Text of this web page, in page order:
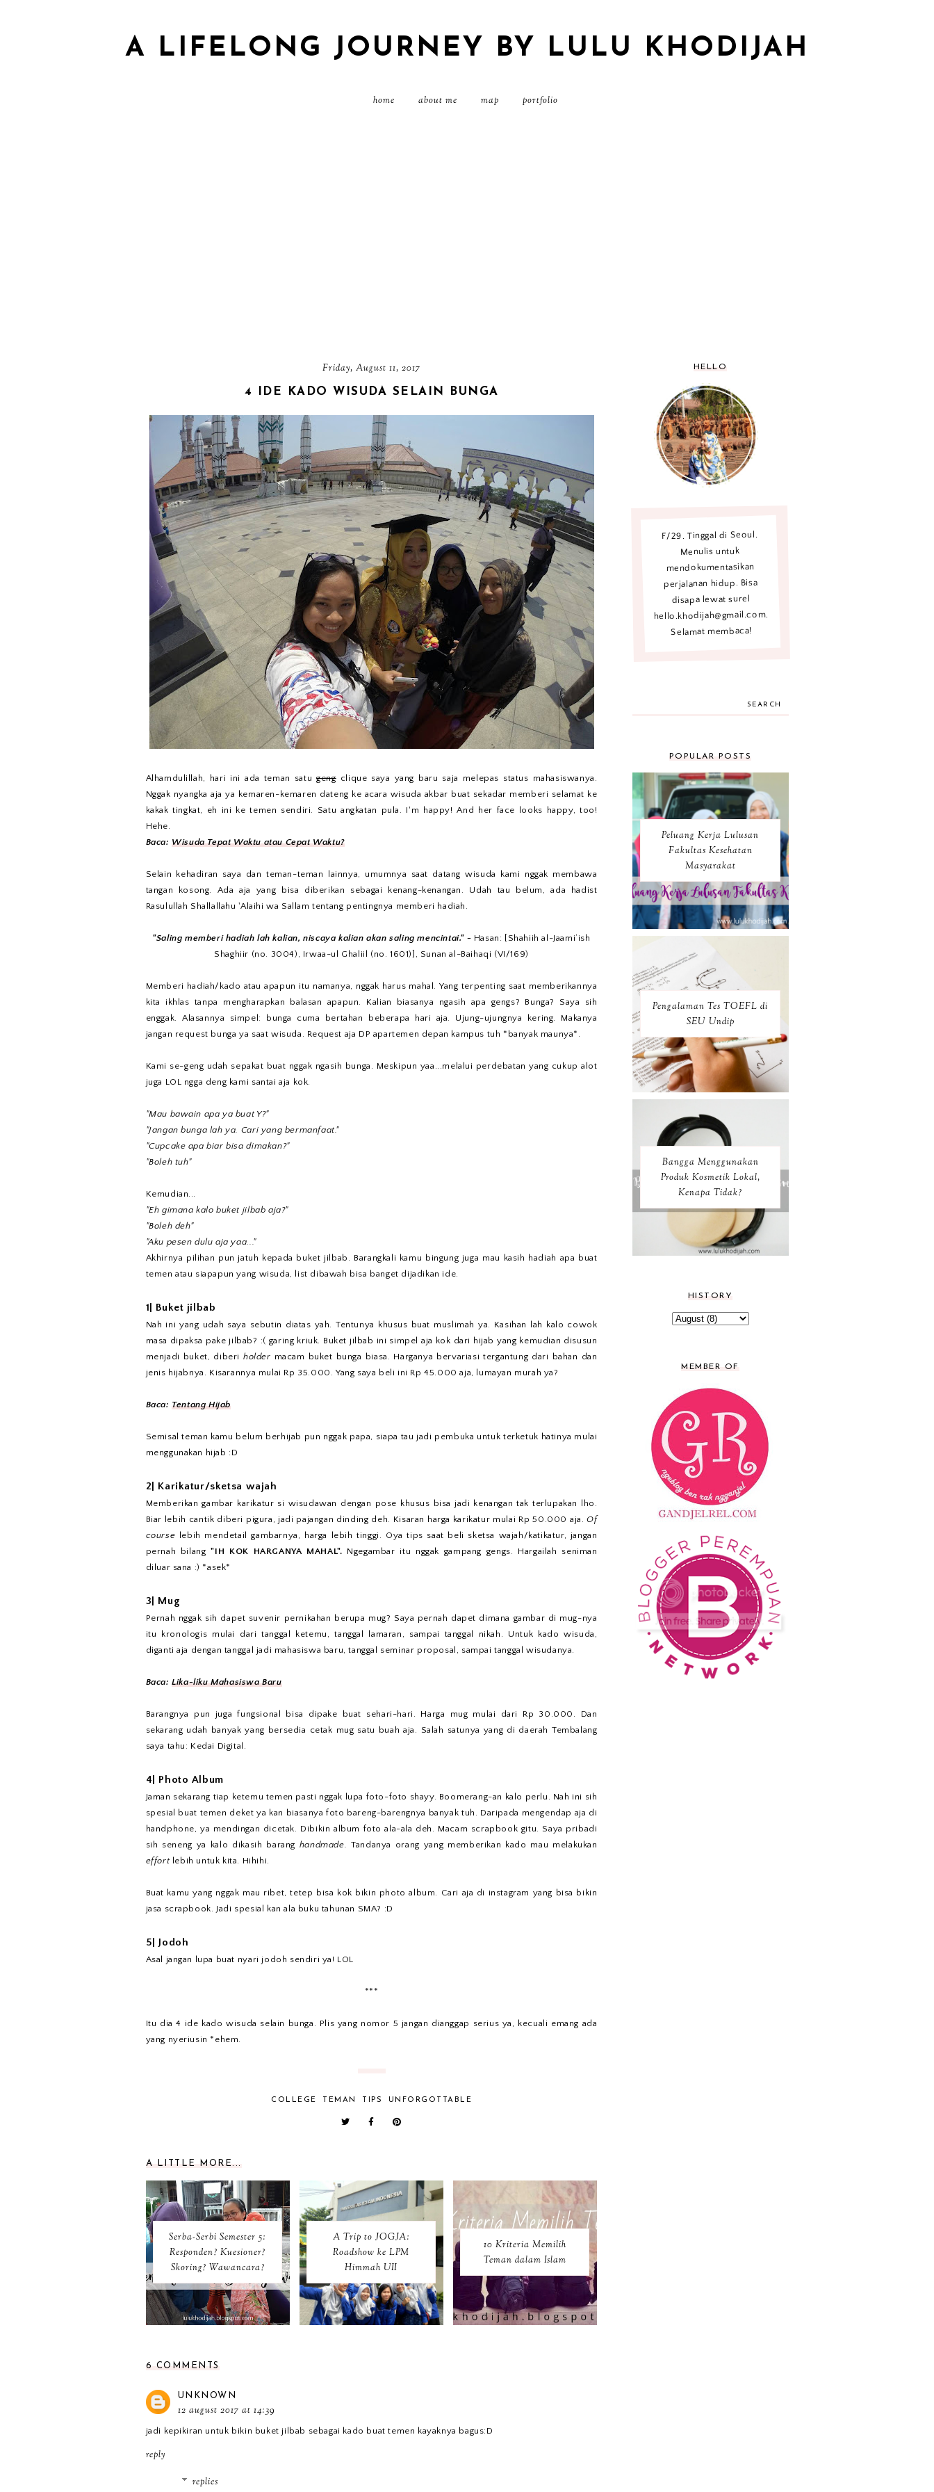
A LIFELONG JOURNEY BY LULU KHODIJAH
home about me map portfolio
Friday, August 11, 2017
4 IDE KADO WISUDA SELAIN BUNGA
Alhamdulillah, hari ini ada teman satugengclique saya yang baru saja melepas status mahasiswanya.
Nggak nyangka aja ya kemaren-kemaren dateng ke acara wisuda akbar buat sekadar memberi selamat ke
kakak tingkat, eh ini ke temen sendiri. Satu angkatan pula. I'm happy! And her face looks happy, too!
Hehe.
Baca:Wisuda Tepat Waktu atau Cepat Waktu?
Selain kehadiran saya dan teman-teman lainnya, umumnya saat datang wisuda kami nggak membawa
tangan kosong. Ada aja yang bisa diberikan sebagai kenang-kenangan. Udah tau belum, ada hadist
Rasulullah Shallallahu 'Alaihi wa Sallam tentang pentingnya memberi hadiah.
"Saling memberi hadiah lah kalian, niscaya kalian akan saling mencintai." - Hasan: [Shahiih al-Jaami’ish
Shaghiir (no. 3004), Irwaa-ul Ghaliil (no. 1601)], Sunan al-Baihaqi (VI/169)
Memberi hadiah/kado atau apapun itu namanya, nggak harus mahal. Yang terpenting saat memberikannya
kita ikhlas tanpa mengharapkan balasan apapun. Kalian biasanya ngasih apa gengs? Bunga? Saya sih
enggak. Alasannya simpel: bunga cuma bertahan beberapa hari aja. Ujung-ujungnya kering. Makanya
jangan request bunga ya saat wisuda. Request aja DP apartemen depan kampus tuh *banyak maunya*.
Kami se-geng udah sepakat buat nggak ngasih bunga. Meskipun yaa...melalui perdebatan yang cukup alot
juga LOL ngga deng kami santai aja kok.
"Mau bawain apa ya buat Y?"
"Jangan bunga lah ya. Cari yang bermanfaat."
"Cupcake apa biar bisa dimakan?"
"Boleh tuh"
Kemudian...
"Eh gimana kalo buket jilbab aja?"
"Boleh deh"
"Aku pesen dulu aja yaa..."
Akhirnya pilihan pun jatuh kepada buket jilbab. Barangkali kamu bingung juga mau kasih hadiah apa buat
temen atau siapapun yang wisuda, list dibawah bisa banget dijadikan ide.
1| Buket jilbab
Nah ini yang udah saya sebutin diatas yah. Tentunya khusus buat muslimah ya. Kasihan lah kalo cowok
masa dipaksa pake jilbab? :( garing kriuk. Buket jilbab ini simpel aja kok dari hijab yang kemudian disusun
menjadi buket, diberi holder macam buket bunga biasa. Harganya bervariasi tergantung dari bahan dan
jenis hijabnya. Kisarannya mulai Rp 35.000. Yang saya beli ini Rp 45.000 aja, lumayan murah ya?
Baca:Tentang Hijab
Semisal teman kamu belum berhijab pun nggak papa, siapa tau jadi pembuka untuk terketuk hatinya mulai
menggunakan hijab :D
2| Karikatur/sketsa wajah
Memberikan gambar karikatur si wisudawan dengan pose khusus bisa jadi kenangan tak terlupakan lho.
Biar lebih cantik diberi pigura, jadi pajangan dinding deh. Kisaran harga karikatur mulai Rp 50.000 aja.Of
course
lebih mendetail gambarnya, harga lebih tinggi. Oya tips saat beli sketsa wajah/katikatur, jangan
pernah bilang"IH KOK HARGANYA MAHAL". Ngegambar itu nggak gampang gengs. Hargailah seniman
diluar sana :) *asek*
3| Mug
Pernah nggak sih dapet suvenir pernikahan berupa mug? Saya pernah dapet dimana gambar di mug-nya
itu kronologis mulai dari tanggal ketemu, tanggal lamaran, sampai tanggal nikah. Untuk kado wisuda,
diganti aja dengan tanggal jadi mahasiswa baru, tanggal seminar proposal, sampai tanggal wisudanya.
Baca:Lika-liku Mahasiswa Baru
Barangnya pun juga fungsional bisa dipake buat sehari-hari. Harga mug mulai dari Rp 30.000. Dan
sekarang udah banyak yang bersedia cetak mug satu buah aja. Salah satunya yang di daerah Tembalang
saya tahu: Kedai Digital.
4| Photo Album
Jaman sekarang tiap ketemu temen pasti nggak lupa foto-foto shayy. Boomerang-an kalo perlu. Nah ini sih
spesial buat temen deket ya kan biasanya foto bareng-barengnya banyak tuh. Daripada mengendap aja di
handphone, ya mendingan dicetak. Dibikin album foto ala-ala deh. Macam scrapbook gitu. Saya pribadi
sih seneng ya kalo dikasih barang handmade.Tandanya orang yang memberikan kado mau melakukan
effort lebih untuk kita. Hihihi.
Buat kamu yang nggak mau ribet, tetep bisa kok bikin photo album. Cari aja di instagram yang bisa bikin
jasa scrapbook. Jadi spesial kan ala buku tahunan SMA? :D
5| Jodoh
Asal jangan lupa buat nyari jodoh sendiri ya! LOL
***
Itu dia 4 ide kado wisuda selain bunga. Plis yang nomor 5 jangan dianggap serius ya, kecuali emang ada
yang nyeriusin *ehem.
COLLEGE TEMAN TIPS UNFORGOTTABLE
A LITTLE MORE...
Serba-Serbi Semester 5:
Responden? Kuesioner?
Skoring? Wawancara?
A Trip to JOGJA:
Roadshow ke LPM
Himmah UII
10 Kriteria Memilih
Teman dalam Islam
6 COMMENTS
UNKNOWN
12 august 2017 at 14:39
jadi kepikiran untuk bikin buket jilbab sebagai kado buat temen kayaknya bagus:D
reply
replies
HELLO
F/29. Tinggal di Seoul.
Menulis untuk
mendokumentasikan
perjalanan hidup. Bisa
disapa lewat surel
hello.khodijah@gmail.com.
Selamat membaca!
SEARCH
POPULAR POSTS
Peluang Kerja Lulusan
Fakultas Kesehatan
Masyarakat
Pengalaman Tes TOEFL di
SEU Undip
Bangga Menggunakan
Produk Kosmetik Lokal,
Kenapa Tidak?
HISTORY
MEMBER OF